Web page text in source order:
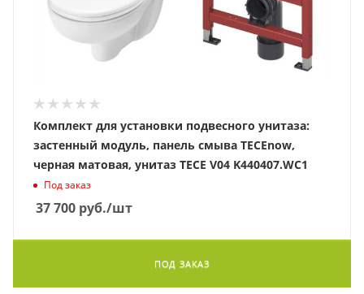
Комплект для установки подвесного унитаза:
застенный модуль, панель смыва TECEnow,
черная матовая, унитаз TECE V04 K440407.WC1
Под заказ
37 700 руб./шт
ПОД ЗАКАЗ